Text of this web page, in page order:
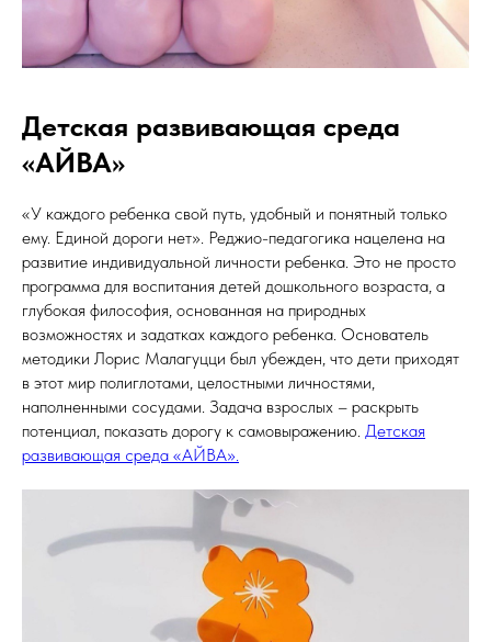
Детская развивающая среда
«АЙВА»
«У каждого ребенка свой путь, удобный и понятный только
ему. Единой дороги нет». Реджио-педагогика нацелена на
развитие индивидуальной личности ребенка. Это не просто
программа для воспитания детей дошкольного возраста, а
глубокая философия, основанная на природных
возможностях и задатках каждого ребенка. Основатель
методики Лорис Малагуцци был убежден, что дети приходят
в этот мир полиглотами, целостными личностями,
наполненными сосудами. Задача взрослых – раскрыть
потенциал, показать дорогу к самовыражению. Детская
развивающая среда «АЙВА».